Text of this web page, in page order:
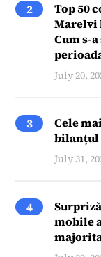
2
Top 50
Marelvi
Cum s-
July 20,
3
Cele
bilanțul
July 31,
4
mobile